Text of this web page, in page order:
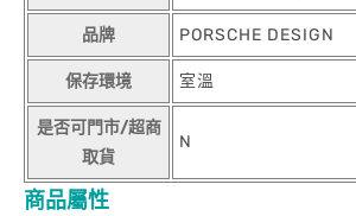
品牌 PORSCHE DESIGN
保存環境 室溫
是否可門市/超商
取貨
N
商品屬性